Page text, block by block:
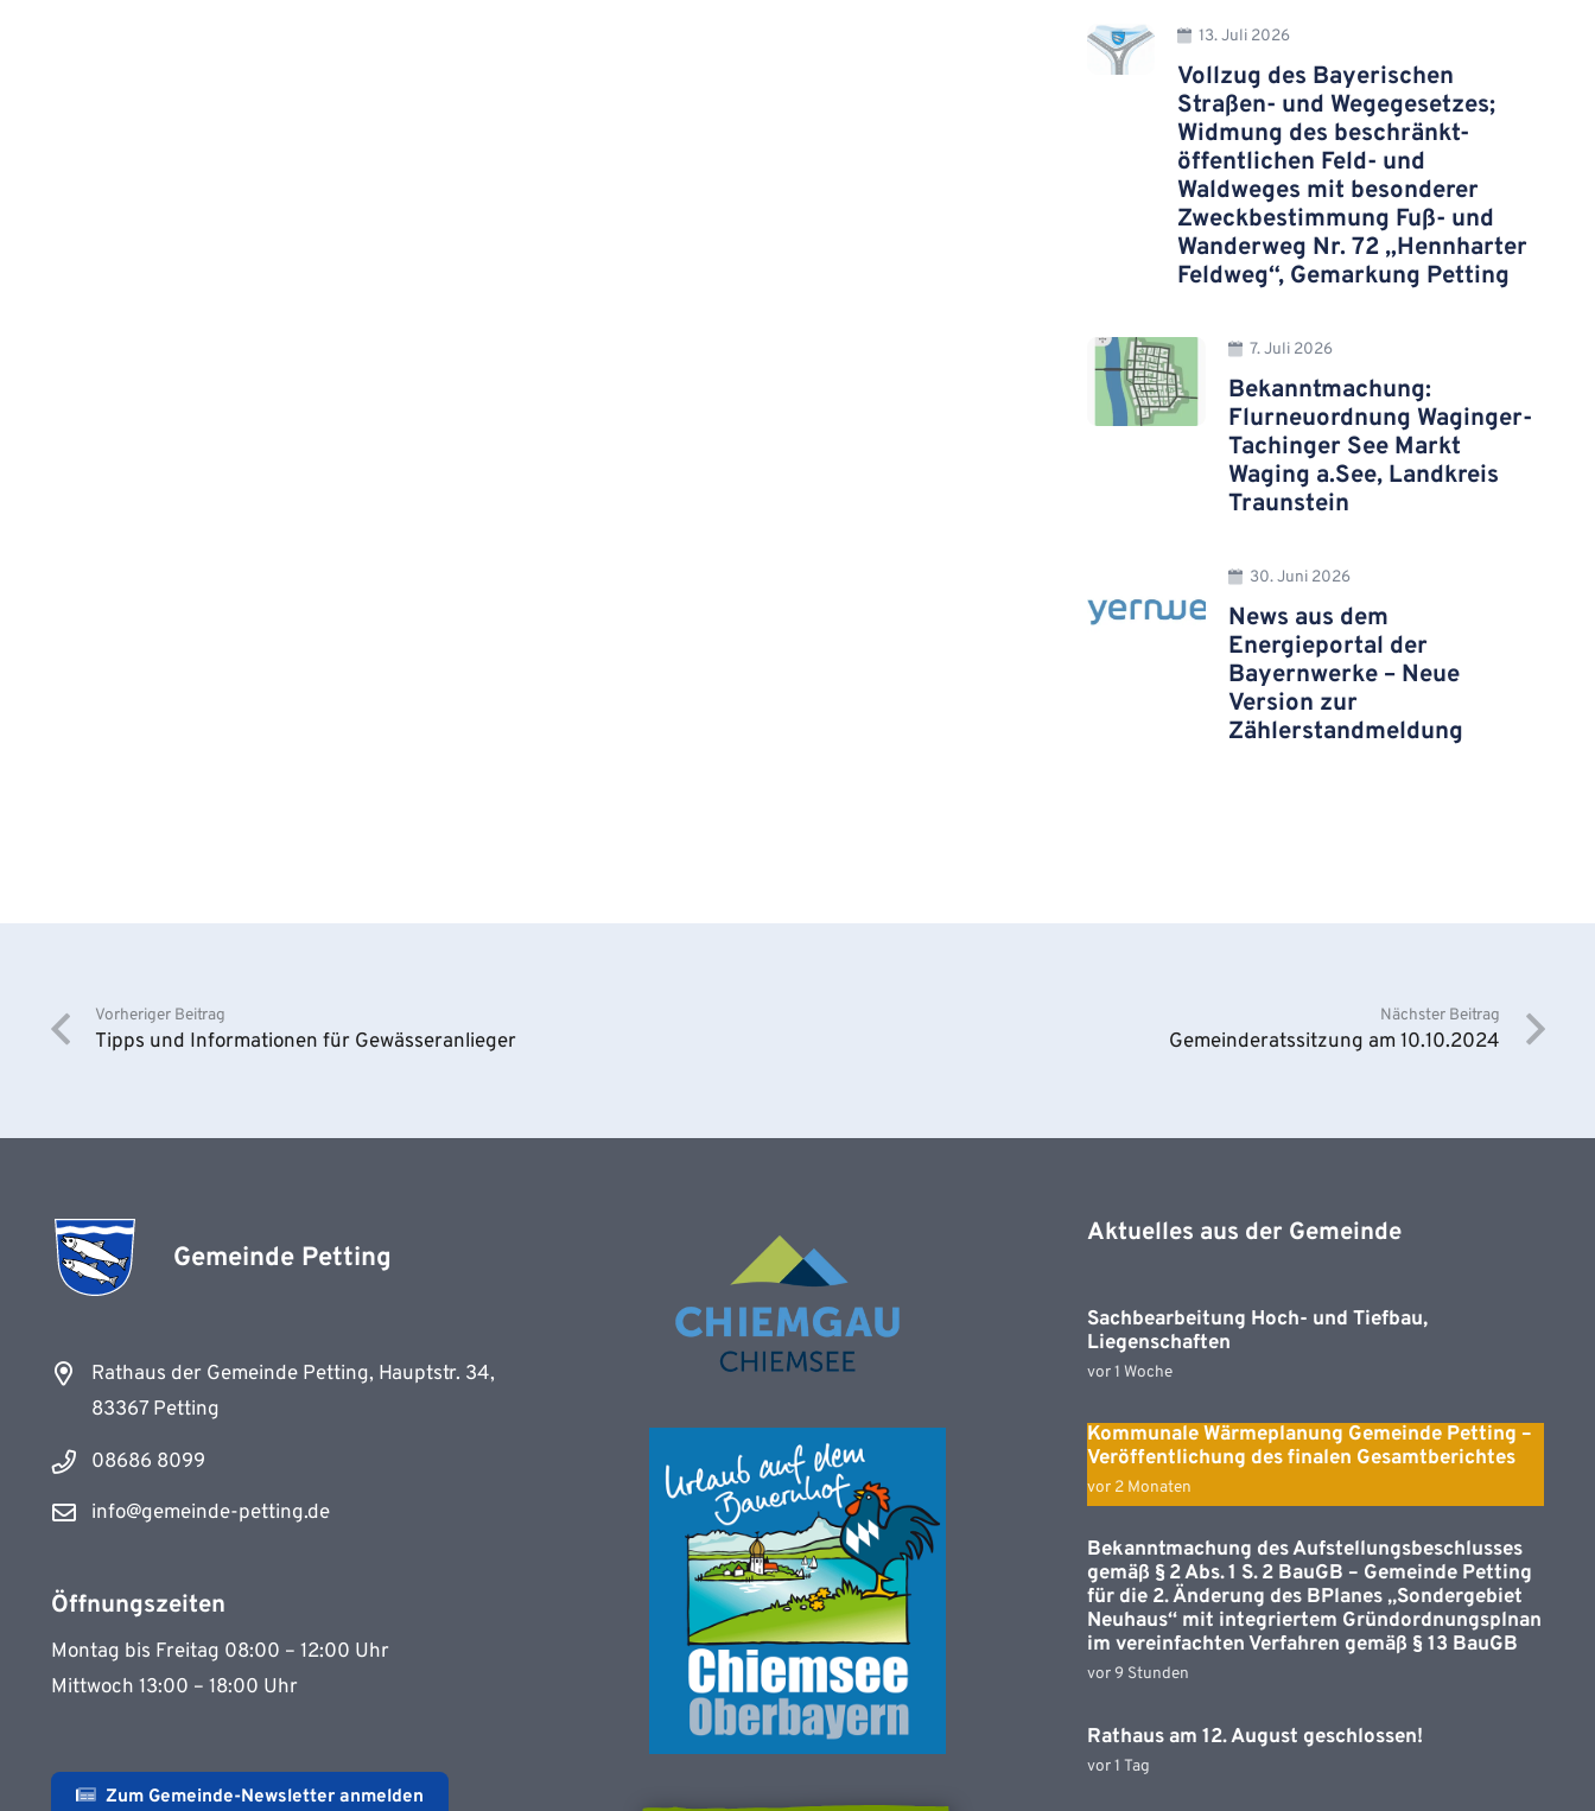
13. Juli 2026
Vollzug des Bayerischen
Straßen- und Wegegesetzes;
Widmung des beschränkt-
öffentlichen Feld- und
Waldweges mit besonderer
Zweckbestimmung Fuß- und
Wanderweg Nr. 72 „Hennharter
Feldweg“, Gemarkung Petting
7. Juli 2026
Bekanntmachung:
Flurneuordnung Waginger-
Tachinger See Markt
Waging a.See, Landkreis
Traunstein
30. Juni 2026
News aus dem
Energieportal der
Bayernwerke – Neue
Version zur
Zählerstandmeldung
Vorheriger Beitrag
Tipps und Informationen für Gewässeranlieger
Nächster Beitrag
Gemeinderatssitzung am 10.10.2024
Gemeinde Petting
Rathaus der Gemeinde Petting, Hauptstr. 34,
83367 Petting
08686 8099
info@gemeinde-petting.de
Öffnungszeiten
Montag bis Freitag 08:00 – 12:00 Uhr
Mittwoch 13:00 – 18:00 Uhr
Zum Gemeinde-Newsletter anmelden
Aktuelles aus der Gemeinde
Sachbearbeitung Hoch- und Tiefbau,
Liegenschaften
vor 1 Woche
Kommunale Wärmeplanung Gemeinde Petting –
Veröffentlichung des finalen Gesamtberichtes
vor 2 Monaten
Bekanntmachung des Aufstellungsbeschlusses
gemäß § 2 Abs. 1 S. 2 BauGB – Gemeinde Petting
für die 2. Änderung des BPlanes „Sondergebiet
Neuhaus“ mit integriertem Gründordnungsplnan
im vereinfachten Verfahren gemäß § 13 BauGB
vor 9 Stunden
Rathaus am 12. August geschlossen!
vor 1 Tag